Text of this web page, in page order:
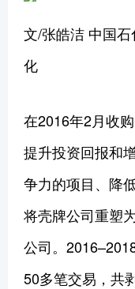
文/张皓洁 中国
化
在2016年2月收
提升投资回报和
争力的项目、降
将壳牌公司重塑
公司。
50多笔交易，共